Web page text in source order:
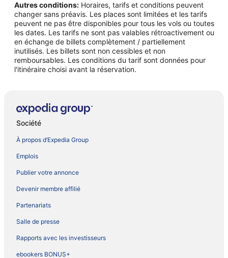
Autres conditions: Horaires, tarifs et conditions peuvent
changer sans préavis. Les places sont limitées et les tarifs
peuvent ne pas être disponibles pour tous les vols ou toutes
les dates. Les tarifs ne sont pas valables rétroactivement ou
en échange de billets complètement / partiellement
inutilisés. Les billets sont non cessibles et non
remboursables. Les conditions du tarif sont données pour
l'itinéraire choisi avant la réservation.
Société
À propos d’Expedia Group
Emplois
Publier votre annonce
Devenir membre affilié
Partenariats
Salle de presse
Rapports avec les investisseurs
ebookers BONUS+